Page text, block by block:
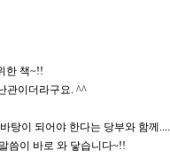
한 책~!!
관이더라구요. ^^
탕이 되어야 한다는 당부와 함께....
씀이 바로 와 닿습니다~!!